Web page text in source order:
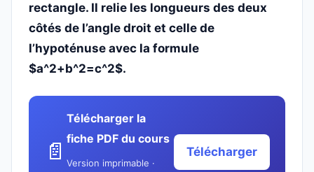
rectangle. Il relie les longueurs des deux
côtés de l’angle droit et celle de
l’hypoténuse avec la formule
$a^2+b^2=c^2$.
📄
Télécharger la
fiche PDF du cours
Version imprimable ·
Télécharger